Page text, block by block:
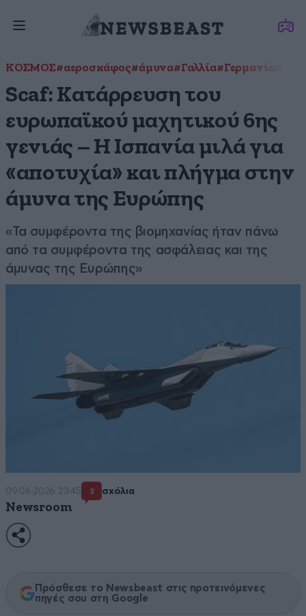
ΚΟΣΜΟΣ#αεροσκάφος#άμυνα#Γαλλία#Γερμανία
Scaf: Κατάρρευση του
ευρωπαϊκού μαχητικού 6ης
γενιάς – Η Ισπανία μιλά για
«αποτυχία» και πλήγμα στην
άμυνα της Ευρώπης
«Τα συμφέροντα της βιομηχανίας ήταν πάνω
από τα συμφέροντα της ασφάλειας και της
άμυνας της Ευρώπης»
09·06·2026 23:45 3 σχόλια
Newsroom
Πρόσθεσε το Newsbeast στις προτεινόμενες
πηγές σου στη Google